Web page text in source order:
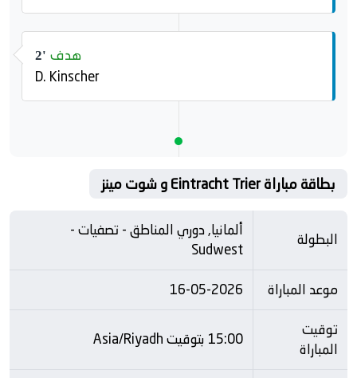
2' هدف
D. Kinscher
بطاقة مباراة Eintracht Trier و شوت مينز
البطولة
ألمانيا, دوري المناطق - تصفيات -
Sudwest
موعد المباراة
16-05-2026
توقيت
المباراة
15:00 بتوقيت Asia/Riyadh